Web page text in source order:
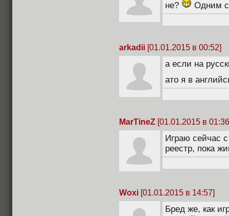
не?
Одним
arkadii [01.01.2015 в 00:52]
а если на
ато я в
MarTineZ [01.01.2015 в
Играю сейчас
реестр, пока
Woxi [01.01.2015 в 14:57]
Бред же, как